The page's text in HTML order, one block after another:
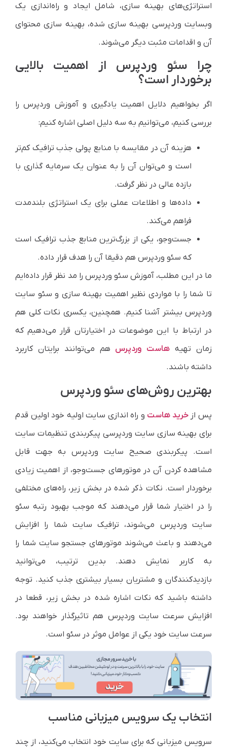
استراتژی‌های بهینه سازی، شامل ایجاد و راه‌اندازی یک
وبسایت وردپرسی بهینه سازی شده، بهینه سازی محتوای
آن و اقدامات مثبت دیگر می‌شوند.
چرا سئو وردپرس از اهمیت بالایی
برخوردار است؟
اگر بخواهیم دلایل اهمیت یادگیری و آموزش وردپرس را
بررسی کنیم، می‌توانیم به سه دلیل اصلی اشاره کنیم:
هزینه آن در مقایسه با منابع پولی جذب ترافیک کم‌تر
است و می‌توان آن را به عنوان یک سرمایه گذاری با
بازده عالی در نظر گرفت.
داده‌ها و اطلاعات عملی برای یک استراتژی بلندمدت
فراهم می‌کند.
جست‌وجو، یکی از بزرگ‌ترین منابع جذب ترافیک است
که سئو وردپرس هم دقیقا آن را هدف قرار داده.
ما در این مطلب، آموزش سئو وردپرس را مد نظر قرار داده‌ایم
تا شما را با مواردی نظیر اهمیت بهینه سازی و سئو سایت
وردپرس بیشتر آشنا کنیم. همچنین، یکسری نکات کلی هم
در ارتباط با این موضوعات در اختیارتان قرار می‌دهیم که
زمان تهیه هاست وردپرس هم می‌توانند برایتان کاربرد
داشته باشند.
بهترین روش‌های سئو وردپرس
پس ازخرید هاست و راه اندازی سایت اولیه خود اولین قدم
برای بهینه سازی سایت وردپرسی پیکربندی تنظیمات سایت
است. پیکربندی صحیح سایت وردپرس به جهت قابل
مشاهده کردن آن در موتورهای جست‌وجو، از اهمیت زیادی
برخوردار است. نکات ذکر شده در بخش زیر، راه‌های مختلفی
را در اختیار شما قرار می‌دهند که موجب بهبود رتبه سئو
سایت وردپرس می‌شوند، ترافیک سایت شما را افزایش
می‌دهند و باعث می‌شوند موتورهای جستجو سایت شما را
به کاربر نمایش دهند. بدین ترتیب، می‌توانید
بازدیدکنندگان و مشتریان بسیار بیشتری جذب کنید. توجه
داشته باشید که نکات اشاره شده در بخش زیر، قطعا در
افزایش سرعت سایت وردپرس هم تاثیرگذار خواهند بود.
سرعت سایت خود یکی از عوامل موثر در سئو است.
انتخاب یک سرویس میزبانی مناسب
سرویس میزبانی که برای سایت خود انتخاب می‌کنید، از چند